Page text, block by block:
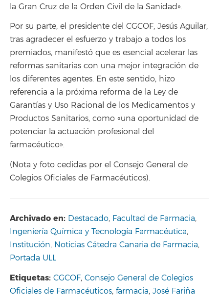
la Gran Cruz de la Orden Civil de la Sanidad».
Por su parte, el presidente del CGCOF, Jesús Aguilar,
tras agradecer el esfuerzo y trabajo a todos los
premiados, manifestó que es esencial acelerar las
reformas sanitarias con una mejor integración de
los diferentes agentes. En este sentido, hizo
referencia a la próxima reforma de la Ley de
Garantías y Uso Racional de los Medicamentos y
Productos Sanitarios, como «una oportunidad de
potenciar la actuación profesional del
farmacéutico».
(Nota y foto cedidas por el Consejo General de
Colegios Oficiales de Farmacéuticos).
Archivado en: Destacado, Facultad de Farmacia,
Ingeniería Química y Tecnología Farmacéutica,
Institución, Noticias Cátedra Canaria de Farmacia,
Portada ULL
Etiquetas: CGCOF, Consejo General de Colegios
Oficiales de Farmacéuticos, farmacia, José Fariña